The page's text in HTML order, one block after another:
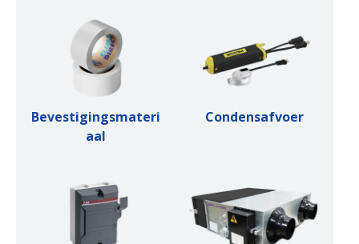
Bevestigingsmateri
aal
Condensafvoer